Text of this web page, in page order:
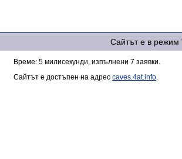
Сайтът е в режим
Време: 5 милисекунди, изпълнени 7 заявки.
Сайтът е достъпен на адрес caves.4at.info.